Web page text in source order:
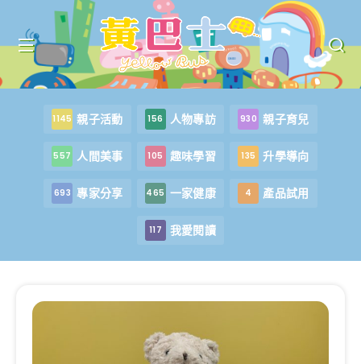
1145 親子活動 156 人物專訪 930 親子育兒
557 人間美事 105 趣味學習 135 升學導向
693 專家分享 465 一家健康 4 產品試用
117 我愛閱讀